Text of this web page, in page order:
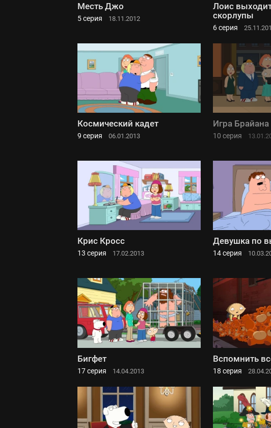
Месть Джо
5 серия 18.11.2012
Лоис
скорлупы
6 серия
Космический кадет
9 серия 06.01.2013
Игра Брайана
10 серия
Крис Кросс
13 серия 17.02.2013
Девушка по
14 серия
Бигфет
17 серия 14.04.2013
Вспомнить
18 серия